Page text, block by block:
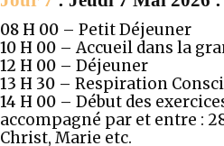
08 H 00 – Petit Déjeuner
10 H 00 – Accueil dans la
12 H 00 – Déjeuner
13 H 30 – Respiration
14 H 00 – Début des
accompagné par et entre :
Christ, Marie etc.